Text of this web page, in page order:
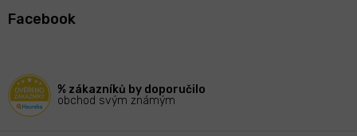
Facebook
% zákazníků by doporučilo
obchod svým známým